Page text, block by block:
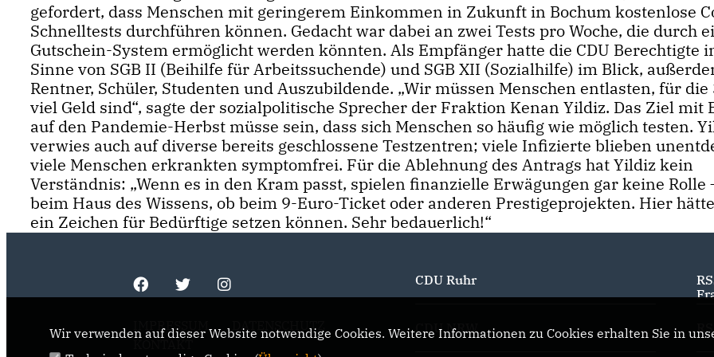
gefordert, dass Menschen mit geringerem Einkommen in Zukunft in Bochum kostenlose
Schnelltests durchführen können. Gedacht war dabei an zwei Tests pro Woche, die durch
Gutschein-System ermöglicht werden könnten. Als Empfänger hatte die CDU Berechtigte
Sinne von SGB II (Beihilfe für Arbeitssuchende) und SGB XII (Sozialhilfe) im Blick,
Rentner, Schüler, Studenten und Auszubildende. „Wir müssen Menschen entlasten, für die
viel Geld sind“, sagte der sozialpolitische Sprecher der Fraktion Kenan Yildiz. Das Ziel mit
auf den Pandemie-Herbst müsse sein, dass sich Menschen so häufig wie möglich testen.
verwies auch auf diverse bereits geschlossene Testzentren; viele Infizierte blieben
viele Menschen erkrankten symptomfrei. Für die Ablehnung des Antrags hat Yildiz kein
Verständnis: „Wenn es in den Kram passt, spielen finanzielle Erwägungen gar keine Rolle
beim Haus des Wissens, ob beim 9-Euro-Ticket oder anderen Prestigeprojekten. Hier
ein Zeichen für Bedürftige setzen können. Sehr bedauerlich!“
IMPRESSUM
DATENSCHUTZ
CDU Ruhr
CDU NRW
Wir verwenden auf dieser Website notwendige Cookies. Weitere Informationen zu Cookies erhalten Sie in